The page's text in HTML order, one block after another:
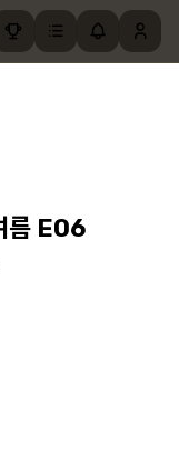
름 E06